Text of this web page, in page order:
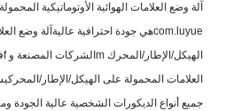
آلة وضع العلامات الهوائية الأوتوماتيكية
com.luyueهي جودة احترافية عالية آلة وضع
الهيكل/الإطار/المحرك mالشركات المصنعة و f
العلامات المحمولة على الهيكل/الإطار/المحرك
جميع أنواع الديكورات الشخصية عالية الجودة